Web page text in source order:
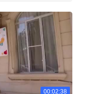
00:02:38